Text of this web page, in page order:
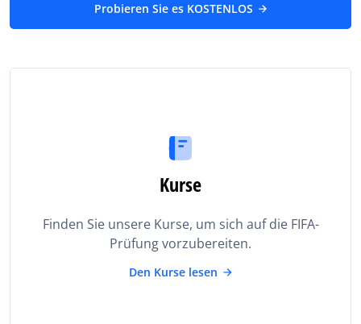
Probieren Sie es KOSTENLOS
Kurse
Finden Sie unsere Kurse, um sich auf die FIFA-
Prüfung vorzubereiten.
Den Kurse lesen